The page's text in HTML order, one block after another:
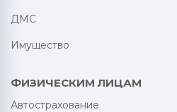
ДМС
Имущество
ФИЗИЧЕСКИМ ЛИЦАМ
Автострахование